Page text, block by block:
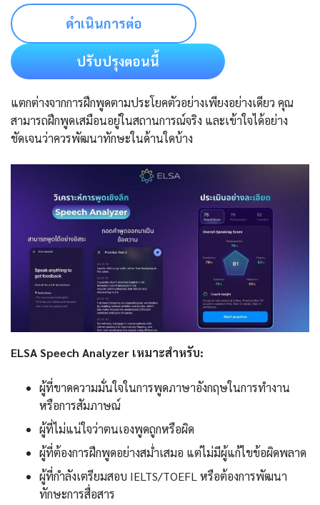
ดำเนินการต่อ
ปรับปรุงตอนนี้
แตกต่างจากการฝึกพูดตามประโยคตัวอย่างเพียงอย่างเดียว คุณ
สามารถฝึกพูดเสมือนอยู่ในสถานการณ์จริง และเข้าใจได้อย่าง
ชัดเจนว่าควรพัฒนาทักษะในด้านใดบ้าง
ELSA Speech Analyzer เหมาะสำหรับ:
ผู้ที่ขาดความมั่นใจในการพูดภาษาอังกฤษในการทำงาน
หรือการสัมภาษณ์
ผู้ที่ไม่แน่ใจว่าตนเองพูดถูกหรือผิด
ผู้ที่ต้องการฝึกพูดอย่างสม่ำเสมอ แต่ไม่มีผู้แก้ไขข้อผิดพลาด
ผู้ที่กำลังเตรียมสอบ IELTS/TOEFL หรือต้องการพัฒนา
ทักษะการสื่อสาร